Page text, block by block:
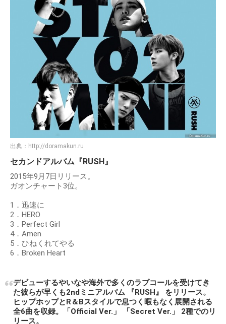
出典： http://doramakun.ru
セカンドアルバム『RUSH』
2015年9月7日リリース。
ガオンチャート3位。
1．迅速に
2．HERO
3．Perfect Girl
4．Amen
5．ひねくれてやる
6．Broken Heart
デビューするやいなや海外で多くのラブコールを受けてき
た彼らが早くも2ndミニアルバム 『RUSH』 をリリース。
ヒップホップとR＆Bスタイルで息つく暇もなく展開される
全6曲を収録。「Official Ver.」 「Secret Ver.」 2種でのリ
リース。